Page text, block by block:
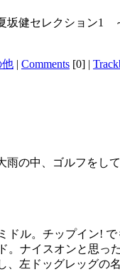
坂健セレクション1
他 Comments [0]
の中、ゴルフをして
ドル。チップイン! で
。ナイスオンと思っ
左ドッグレッグの